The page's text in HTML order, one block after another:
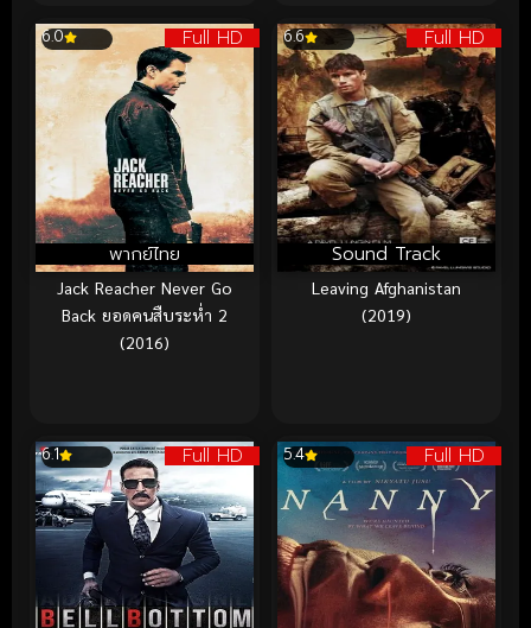
Full HD
พากย์ไทย
6.0
Jack Reacher Never Go
Back ยอดคนสืบระห่ำ 2
(2016)
Full HD
Sound Track
6.6
Leaving Afghanistan
(2019)
Full HD
6.1 Full HD
5.4